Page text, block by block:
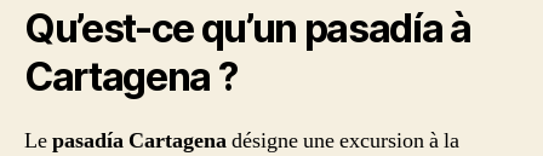
Qu’est-ce qu’un pasadía à
Cartagena ?
Lepasadía Cartagenadésigne une excursion à la